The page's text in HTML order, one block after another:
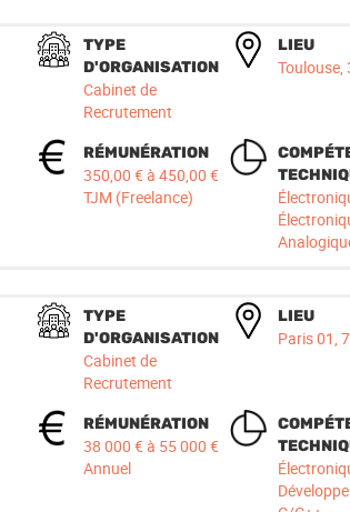
TYPE
D'ORGANISATION
Cabinet de
Recrutement
LIEU
Toulouse,
RÉMUNÉRATION
350,00 € à 450,00 €
TJM (Freelance)
TYPE
D'ORGANISATION
Cabinet de
Recrutement
LIEU
Paris 01,
RÉMUNÉRATION
38 000 € à 55 000 €
Annuel